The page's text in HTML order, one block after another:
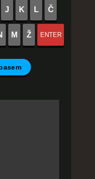
J K L Č
M Ž ENTER